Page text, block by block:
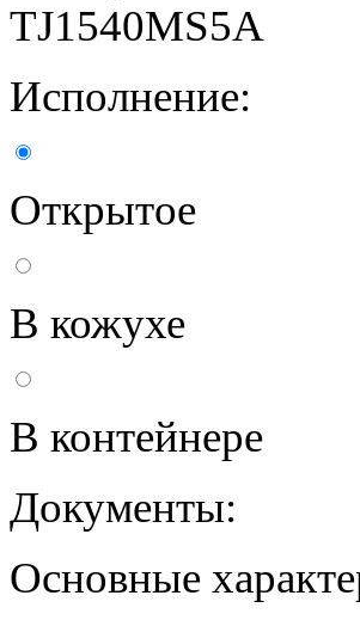
Исполнение:
Открытое
В кожухе
В контейнере
Документы:
Основные